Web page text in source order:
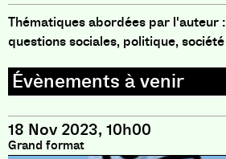
Thématiques abordées par l'auteur :
questions sociales, politique, société
18 Nov 2023, 10h00
Grand format